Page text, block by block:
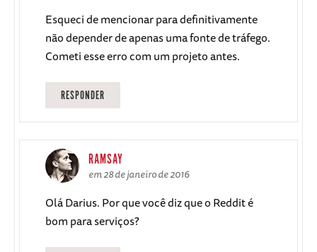
Esqueci de mencionar para definitivamente
não depender de apenas uma fonte de tráfego.
Cometi esse erro com um projeto antes.
RESPONDER
RAMSAY
em 28 de janeiro de 2016
Olá Darius. Por que você diz que o Reddit é
bom para serviços?